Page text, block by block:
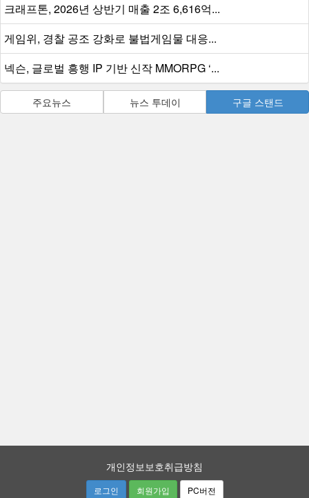
크래프톤, 2026년 상반기 매출 2조 6,616억...
게임위, 경찰 공조 강화로 불법게임물 대응...
넥슨, 글로벌 흥행 IP 기반 신작 MMORPG ‘...
주요뉴스 뉴스 투데이 구글 스탠드
개인정보보호취급방침
로그인 회원가입 PC버전